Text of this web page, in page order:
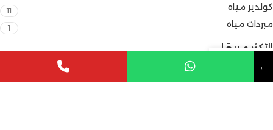
كولدير مياه 11
مبردات مياه 1
الأكثر مبيعًا
←